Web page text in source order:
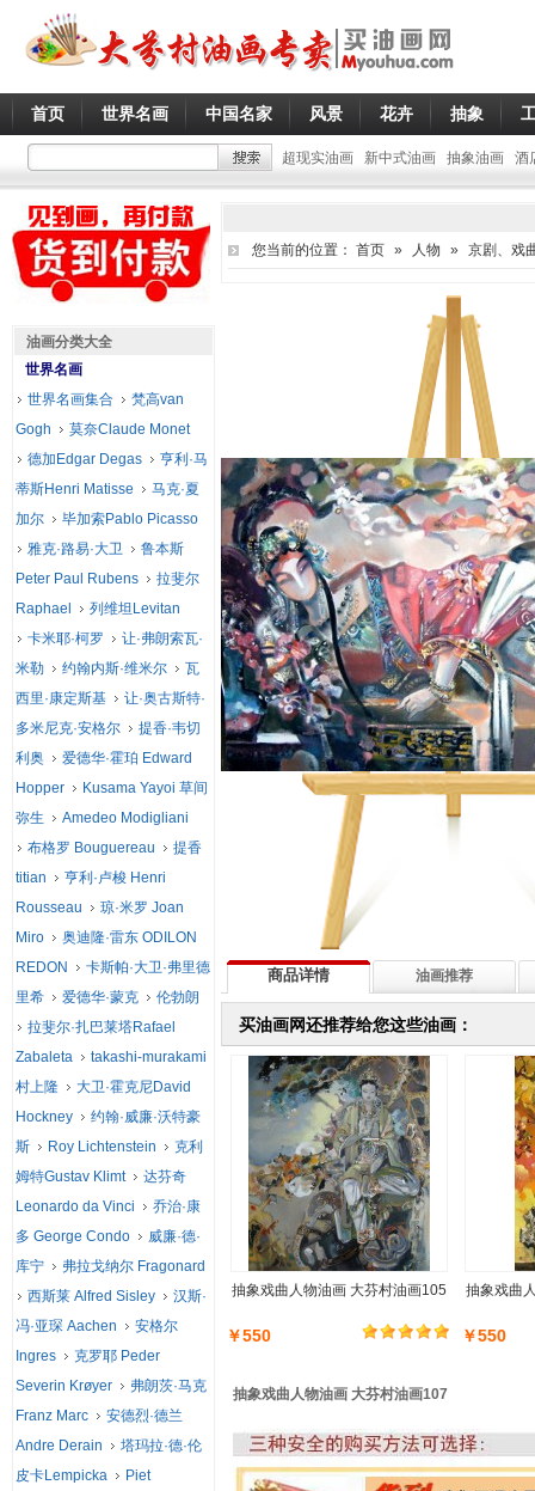
首页 世界名画 中国名家 风景 花卉 抽象
超现实油画 新中式油画 抽象油画 酒
您当前的位置： 首页 » 人物 » 京剧、戏
商品详情 油画推荐
买油画网还推荐给您这些油画：
抽象戏曲人物油画 大芬村油画105
￥550
抽象戏曲
￥550
抽象戏曲人物油画 大芬村油画107
油画分类大全
世界名画
世界名画集合
梵高van
Gogh
莫奈Claude Monet
德加Edgar Degas
亨利·马
蒂斯Henri Matisse
马克·夏
加尔
毕加索Pablo Picasso
雅克·路易·大卫
鲁本斯
Peter Paul Rubens
拉斐尔
Raphael
列维坦Levitan
卡米耶·柯罗
让·弗朗索瓦·
米勒
约翰内斯·维米尔
瓦
西里·康定斯基
让·奥古斯特·
多米尼克·安格尔
提香·韦切
利奥
爱德华·霍珀 Edward
Hopper
Kusama Yayoi 草间
弥生
Amedeo Modigliani
布格罗 Bouguereau
提香
titian
亨利·卢梭 Henri
Rousseau
琼·米罗 Joan
Miro
奥迪隆·雷东 ODILON
REDON
卡斯帕·大卫·弗里德
里希
爱德华·蒙克
伦勃朗
拉斐尔·扎巴莱塔Rafael
Zabaleta
takashi-murakami
村上隆
大卫·霍克尼David
Hockney
约翰·威廉·沃特豪
斯
Roy Lichtenstein
克利
姆特Gustav Klimt
达芬奇
Leonardo da Vinci
乔治·康
多 George Condo
威廉·德·
库宁
弗拉戈纳尔 Fragonard
西斯莱 Alfred Sisley
汉斯·
冯·亚琛 Aachen
安格尔
Ingres
克罗耶 Peder
Severin Krøyer
弗朗茨·马克
Franz Marc
安德烈·德兰
Andre Derain
塔玛拉·德·伦
皮卡Lempicka
Piet